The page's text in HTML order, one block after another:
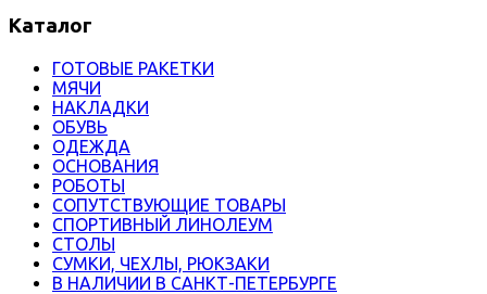
Каталог
ГОТОВЫЕ РАКЕТКИ
МЯЧИ
НАКЛАДКИ
ОБУВЬ
ОДЕЖДА
ОСНОВАНИЯ
РОБОТЫ
СОПУТСТВУЮЩИЕ ТОВАРЫ
СПОРТИВНЫЙ ЛИНОЛЕУМ
СТОЛЫ
СУМКИ, ЧЕХЛЫ, РЮКЗАКИ
В НАЛИЧИИ В САНКТ-ПЕТЕРБУРГЕ